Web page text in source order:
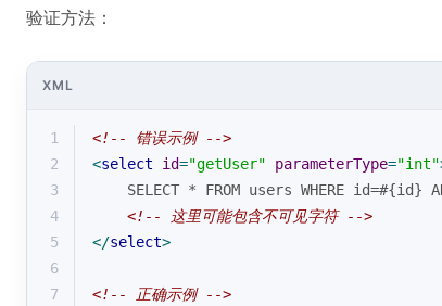
验证方法：
XML
1
<!-- 错误示例 -->
2
<select id="getUser" parameterType="int"
3
SELECT * FROM users WHERE id=#{id}
4
<!-- 这里可能包含不可见字符 -->
5
</select>
6
7
<!-- 正确示例 -->